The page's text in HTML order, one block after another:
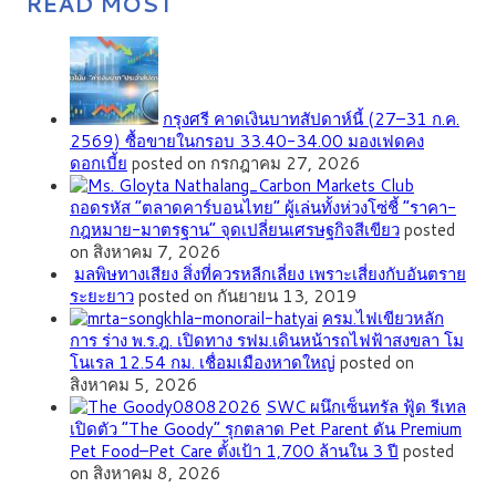
กรุงศรี คาดเงินบาทสัปดาห์นี้ (27–31 ก.ค.
2569) ซื้อขายในกรอบ 33.40-34.00 มองเฟดคง
ดอกเบี้ย posted on กรกฎาคม 27, 2026
ถอดรหัส “ตลาดคาร์บอนไทย” ผู้เล่นทั้งห่วงโซ่ชี้ “ราคา-
กฎหมาย-มาตรฐาน” จุดเปลี่ยนเศรษฐกิจสีเขียวposted
on สิงหาคม 7, 2026
มลพิษทางเสียง สิ่งที่ควรหลีกเลี่ยง เพราะเสี่ยงกับอันตราย
ระยะยาวposted on กันยายน 13, 2019
ครม.ไฟเขียวหลัก
การ ร่าง พ.ร.ฎ. เปิดทาง รฟม.เดินหน้ารถไฟฟ้าสงขลา โม
โนเรล 12.54 กม. เชื่อมเมืองหาดใหญ่ posted on
สิงหาคม 5, 2026
SWC ผนึกเซ็นทรัล ฟู้ด รีเทล
เปิดตัว “The Goody” รุกตลาด Pet Parent ดัน Premium
Pet Food–Pet Care ตั้งเป้า 1,700 ล้านใน 3 ปี posted
on สิงหาคม 8, 2026